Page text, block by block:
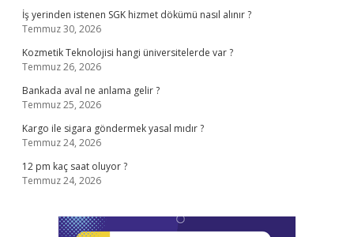
İş yerinden istenen SGK hizmet dökümü nasıl alınır ?
Temmuz 30, 2026
Kozmetik Teknolojisi hangi üniversitelerde var ?
Temmuz 26, 2026
Bankada aval ne anlama gelir ?
Temmuz 25, 2026
Kargo ile sigara göndermek yasal mıdır ?
Temmuz 24, 2026
12 pm kaç saat oluyor ?
Temmuz 24, 2026